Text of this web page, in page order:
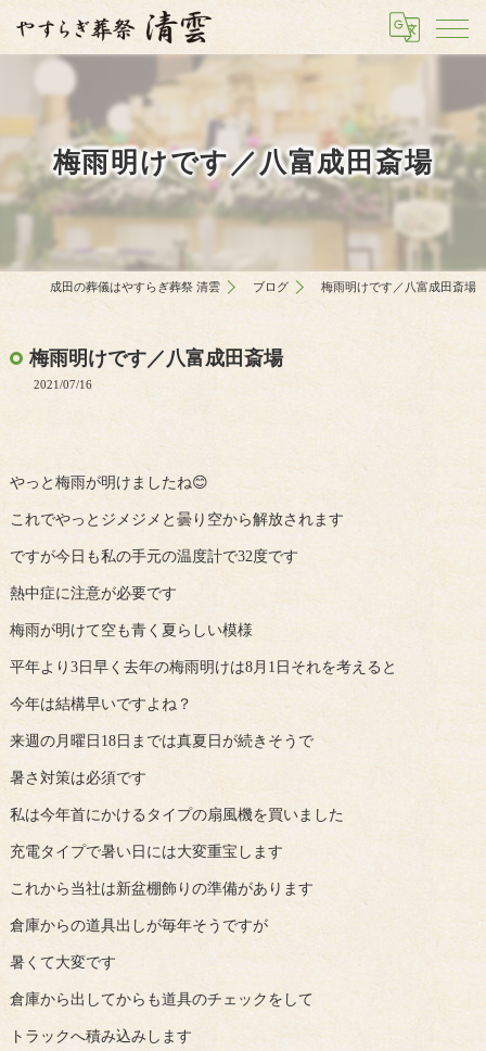
梅雨明けです／八富成田斎場
成田の葬儀はやすらぎ葬祭 清雲 ブログ 梅雨明けです／八富成田斎場
梅雨明けです／八富成田斎場
2021/07/16
やっと梅雨が明けましたね😊
これでやっとジメジメと曇り空から解放されます
ですが今日も私の手元の温度計で32度です
熱中症に注意が必要です
梅雨が明けて空も青く夏らしい模様
平年より3日早く去年の梅雨明けは8月1日それを考えると
今年は結構早いですよね？
来週の月曜日18日までは真夏日が続きそうで
暑さ対策は必須です
私は今年首にかけるタイプの扇風機を買いました
充電タイプで暑い日には大変重宝します
これから当社は新盆棚飾りの準備があります
倉庫からの道具出しが毎年そうですが
暑くて大変です
倉庫から出してからも道具のチェックをして
トラックへ積み込みします